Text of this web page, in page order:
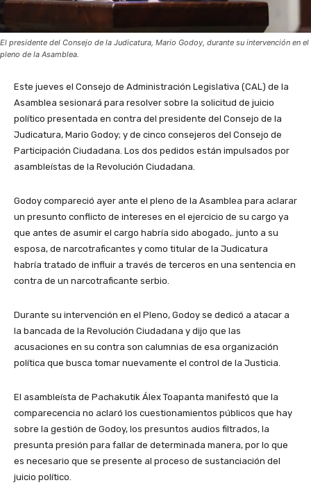
El presidente del Consejo de la Judicatura, Mario Godoy, durante su intervención en el
pleno de la Asamblea.
Este jueves el Consejo de Administración Legislativa (CAL) de la
Asamblea sesionará para resolver sobre la solicitud de juicio
político presentada en contra del presidente del Consejo de la
Judicatura, Mario Godoy; y de cinco consejeros del Consejo de
Participación Ciudadana. Los dos pedidos están impulsados por
asambleístas de la Revolución Ciudadana.
Godoy compareció ayer ante el pleno de la Asamblea para aclarar
un presunto conflicto de intereses en el ejercicio de su cargo ya
que antes de asumir el cargo habría sido abogado,. junto a su
esposa, de narcotraficantes y como titular de la Judicatura
habría tratado de influir a través de terceros en una sentencia en
contra de un narcotraficante serbio.
Durante su intervención en el Pleno, Godoy se dedicó a atacar a
la bancada de la Revolución Ciudadana y dijo que las
acusaciones en su contra son calumnias de esa organización
política que busca tomar nuevamente el control de la Justicia.
El asambleísta de Pachakutik Álex Toapanta manifestó que la
comparecencia no aclaró los cuestionamientos públicos que hay
sobre la gestión de Godoy, los presuntos audios filtrados, la
presunta presión para fallar de determinada manera, por lo que
es necesario que se presente al proceso de sustanciación del
juicio político.